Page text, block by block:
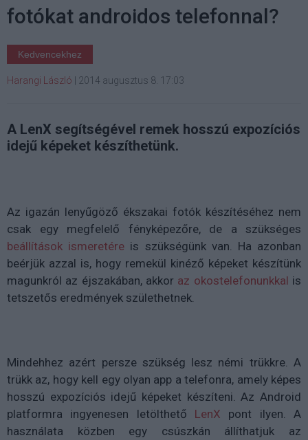
fotókat androidos telefonnal?
Kedvencekhez
Harangi László 2014 augusztus 8. 17:03
A LenX segítségével remek hosszú expozíciós
idejű képeket készíthetünk.
Az igazán lenyűgöző ékszakai fotók készítéséhez nem
csak egy megfelelő fényképezőre, de a szükséges
beállítások ismeretére is szükségünk van. Ha azonban
beérjük azzal is, hogy remekül kinéző képeket készítünk
magunkról az éjszakában, akkor az okostelefonunkkal is
tetszetős eredmények születhetnek.
Mindehhez azért persze szükség lesz némi trükkre. A
trükk az, hogy kell egy olyan app a telefonra, amely képes
hosszú expozíciós idejű képeket készíteni. Az Android
platformra ingyenesen letölthető LenX pont ilyen. A
használata közben egy csúszkán állíthatjuk az